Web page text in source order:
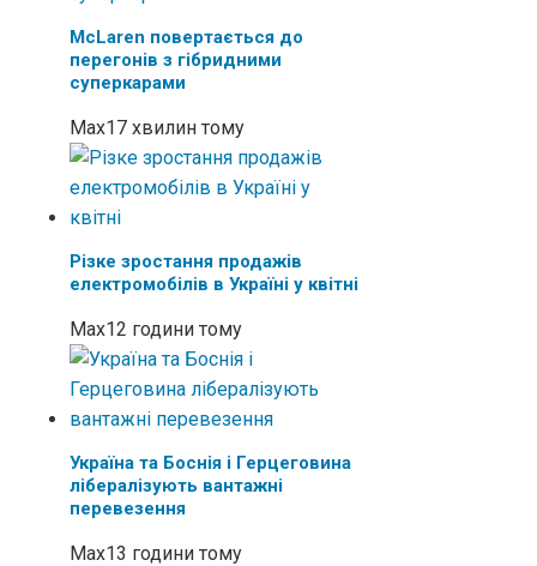
McLaren повертається до
перегонів з гібридними
суперкарами
Max17 хвилин тому
Різке зростання продажів
електромобілів в Україні у квітні
Max12 години тому
Україна та Боснія і Герцеговина
лібералізують вантажні
перевезення
Max13 години тому